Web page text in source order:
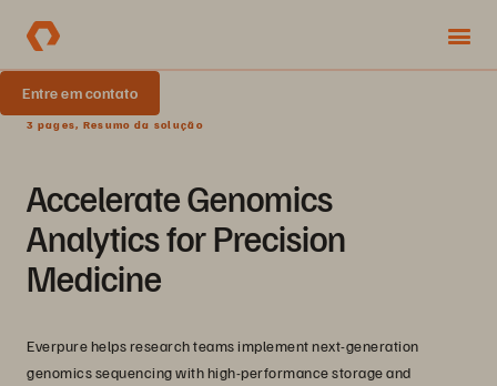
Entre em contato
3 pages, Resumo da solução
Accelerate Genomics
Analytics for Precision
Medicine
Everpure helps research teams implement next-generation
genomics sequencing with high-performance storage and